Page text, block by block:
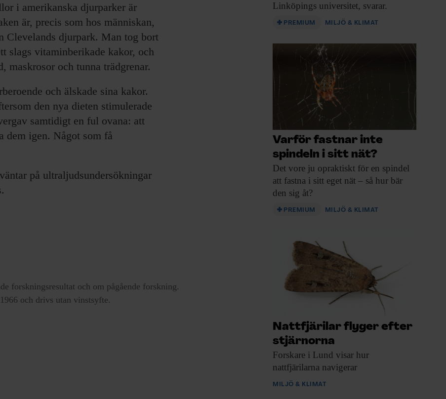
i amerikanska djurparker är
är, precis som hos människan,
Clevelands djurpark. Man tog bort
slags vitaminberikade kakor, och
och tunna trädgrenar.
och älskade sina kakor.
den nya dieten stimulerade
samtidigt en ful ovana: att
dem igen. Något som få
på ultraljudsundersökningar
forskningsresultat och om pågående forskning.
och drivs utan vinstsyfte.
Linköpings universitet, svarar.
PREMIUM MILJÖ & KLIMAT
Varför fastnar inte
spindeln i sitt nät?
Det vore ju opraktiskt för en spindel
att fastna i sitt eget nät – så hur bär
den sig åt?
PREMIUM MILJÖ & KLIMAT
Nattfjärilar flyger efter
stjärnorna
Forskare i Lund visar hur
nattfjärilarna navigerar
MILJÖ & KLIMAT